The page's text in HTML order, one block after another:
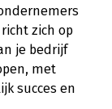
zich op
je bedrijf
met
succes en